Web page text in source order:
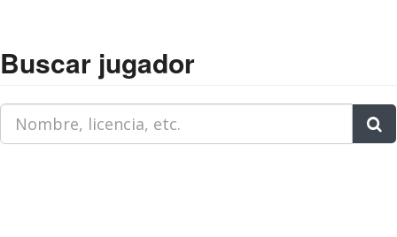
Buscar jugador